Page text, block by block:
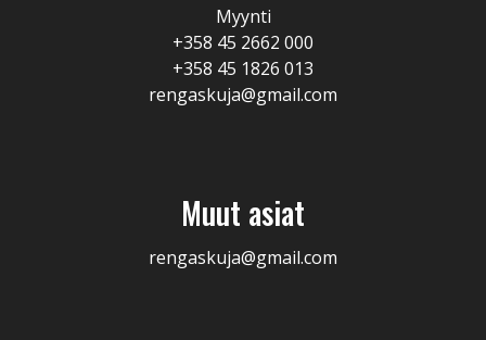
Myynti
+358 45 2662 000
+358 45 1826 013
rengaskuja@gmail.com
Muut asiat
rengaskuja@gmail.com